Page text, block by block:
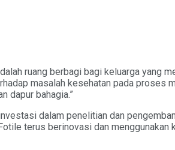
ruang berbagi bagi keluarga yang
masalah kesehatan pada proses
dapur bahagia.”
dalam penelitian dan
terus berinovasi dan menggunakan